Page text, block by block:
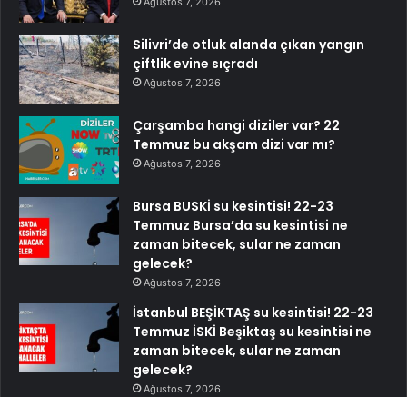
Silivri’de otluk alanda çıkan yangın
çiftlik evine sıçradı
Ağustos 7, 2026
Çarşamba hangi diziler var? 22
Temmuz bu akşam dizi var mı?
Ağustos 7, 2026
Bursa BUSKİ su kesintisi! 22-23
Temmuz Bursa’da su kesintisi ne
zaman bitecek, sular ne zaman
gelecek?
Ağustos 7, 2026
İstanbul BEŞİKTAŞ su kesintisi! 22-23
Temmuz İSKİ Beşiktaş su kesintisi ne
zaman bitecek, sular ne zaman
gelecek?
Ağustos 7, 2026